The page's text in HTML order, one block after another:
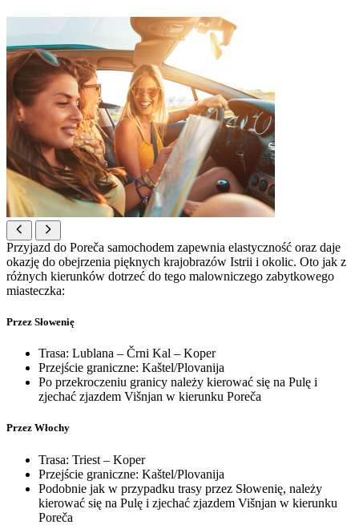
Przyjazd do Poreča samochodem zapewnia elastyczność oraz daje
okazję do obejrzenia pięknych krajobrazów Istrii i okolic. Oto jak z
różnych kierunków dotrzeć do tego malowniczego zabytkowego
miasteczka:
Przez Słowenię
Trasa: Lublana – Črni Kal – Koper
Przejście graniczne: Kaštel/Plovanija
Po przekroczeniu granicy należy kierować się na Pulę i
zjechać zjazdem Višnjan w kierunku Poreča
Przez Włochy
Trasa: Triest – Koper
Przejście graniczne: Kaštel/Plovanija
Podobnie jak w przypadku trasy przez Słowenię, należy
kierować się na Pulę i zjechać zjazdem Višnjan w kierunku
Poreča